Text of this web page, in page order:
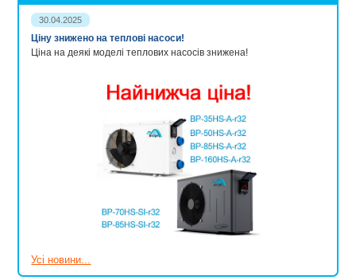
30.04.2025
Ціну знижено на теплові насоси!
Ціна на деякі моделі теплових насосів знижена!
Усі новини...